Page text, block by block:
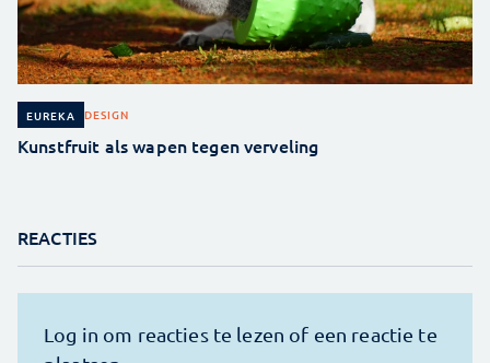
EUREKA DESIGN
Kunstfruit als wapen tegen verveling
REACTIES